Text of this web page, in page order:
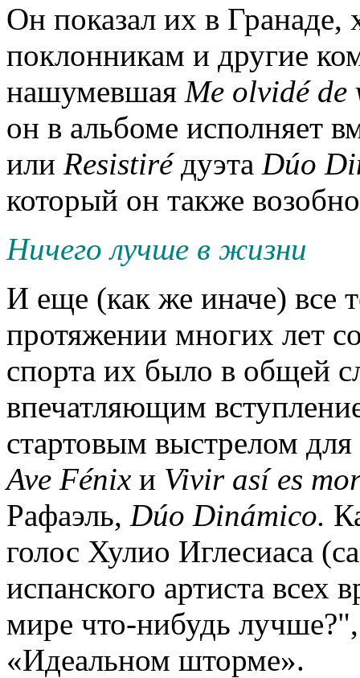
Он показал их в Гранаде,
поклонникам и другие
нашумевшая Me olvidé de
он в альбоме исполняет
или Resistiréдуэта Dúo
который он также
Ничего лучше в жизни
И еще (как же иначе) все
протяжении многих лет
спорта их было в общей
впечатляющим
стартовым выстрелом
Ave Fénix и Vivir asíes
Рафаэль, Dúo Dinámico.
голос Хулио Иглесиаса
испанского артиста
мире что-нибудь
«Идеальном шторме».